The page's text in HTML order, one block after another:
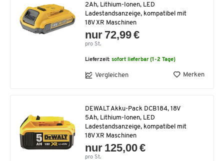
2Ah, Lithium-Ionen, LED
Ladestandsanzeige, kompatibel mit
18V XR Maschinen
nur 72,99 €
pro St.
Lieferzeit:sofort lieferbar (1-2 Tage)
Vergleichen Merken
DEWALT Akku-Pack DCB184, 18V
5Ah, Lithium-Ionen, LED
Ladestandsanzeige, kompatibel mit
18V XR Maschinen
nur 125,00 €
pro St.